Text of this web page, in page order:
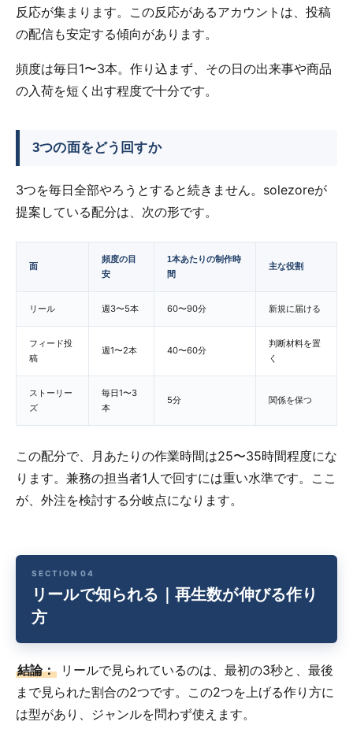
反応が集まります。この反応があるアカウントは、投稿
の配信も安定する傾向があります。
頻度は毎日1〜3本。作り込まず、その日の出来事や商品
の入荷を短く出す程度で十分です。
3つの面をどう回すか
3つを毎日全部やろうとすると続きません。solezoreが
提案している配分は、次の形です。
面
頻度の目
安
1本あたりの制作時
間
主な役割
リール 週3〜5本 60〜90分 新規に届ける
フィード投
稿
週1〜2本 40〜60分
判断材料を置
く
ストーリー
ズ
毎日1〜3
本
5分 関係を保つ
この配分で、月あたりの作業時間は25〜35時間程度にな
ります。兼務の担当者1人で回すには重い水準です。ここ
が、外注を検討する分岐点になります。
リールで知られる｜再生数が伸びる作り
方
結論： リールで見られているのは、最初の3秒と、最後
まで見られた割合の2つです。この2つを上げる作り方に
は型があり、ジャンルを問わず使えます。